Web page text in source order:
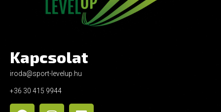
Kapcsolat
iroda@sport-levelup.hu
+36 30 415 9944